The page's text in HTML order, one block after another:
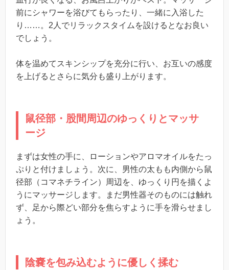
前にシャワーを浴びてもらったり、一緒に入浴した
り……。2人でリラックスタイムを設けるとなお良い
でしょう。
体を温めてスキンシップを充分に行い、お互いの感度
を上げるとさらに気分も盛り上がります。
鼠径部・股間周辺のゆっくりとマッサ
ージ
まずは女性の手に、ローションやアロマオイルをたっ
ぷりと付けましょう。次に、男性の太もも内側から鼠
径部（コマネチライン）周辺を、ゆっくり円を描くよ
うにマッサージします。まだ男性器そのものには触れ
ず、足から際どい部分を焦らすように手を滑らせまし
ょう。
陰嚢を包み込むように優しく揉む